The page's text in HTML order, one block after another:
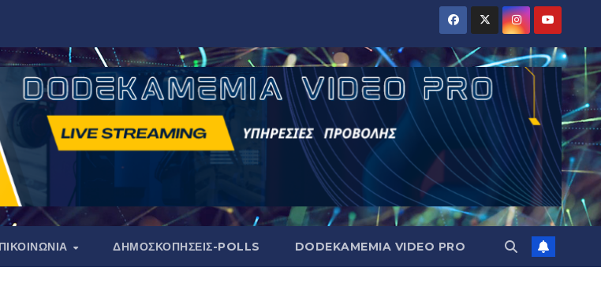
ΔΗΜΟΣΚΟΠΉΣΕΙΣ-POLLS DODEKAMEMIA VIDEO PRO